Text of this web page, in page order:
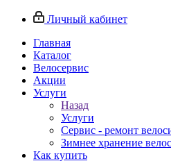
Личный кабинет
Главная
Каталог
Велосервис
Акции
Услуги
Назад
Услуги
Сервис - ремонт
Зимнее хранение
Как купить